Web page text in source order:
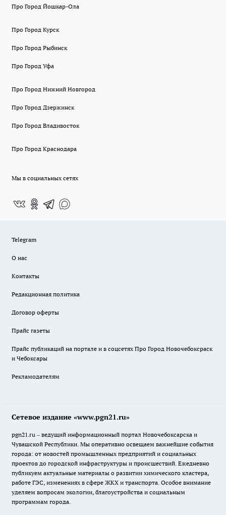
Про Город Йошкар-Ола
Про Город Курск
Про Город Рыбинск
Про Город Уфа
Про Город Нижний Новгород
Про Город Дзержинск
Про Город Владивосток
Про Город Краснодара
Мы в социальных сетях
Telegram
О нас
Контакты
Редакционная политика
Договор оферты
Прайс газеты
Прайс публикаций на портале и в соцсетях Про Город Новочебоксраск
и Чебоксары
Рекламодателям
Сетевое издание «www.pgn21.ru»
pgn21.ru – ведущий информационный портал Новочебоксарска и
Чувашской Республики. Мы оперативно освещаем важнейшие события
города: от новостей промышленных предприятий и социальных
проектов до городской инфраструктуры и происшествий. Ежедневно
публикуем актуальные материалы о развитии химического кластера,
работе ГЭС, изменениях в сфере ЖКХ и транспорта. Особое внимание
уделяем вопросам экологии, благоустройства и социальным
программам города.